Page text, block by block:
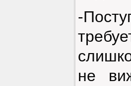
-
не